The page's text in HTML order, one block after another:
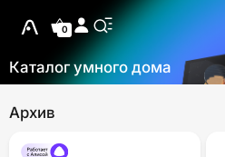
0
Каталог умного дома
Архив